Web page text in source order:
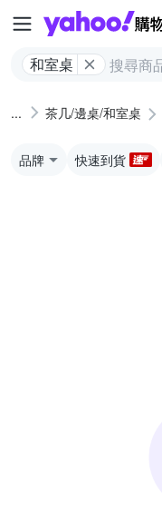
和室桌
茶几/邊桌/和室桌
品牌 快速到貨